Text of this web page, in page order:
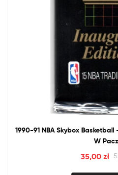
1990-91 NBASkybox Basketball
W
35,00 zł